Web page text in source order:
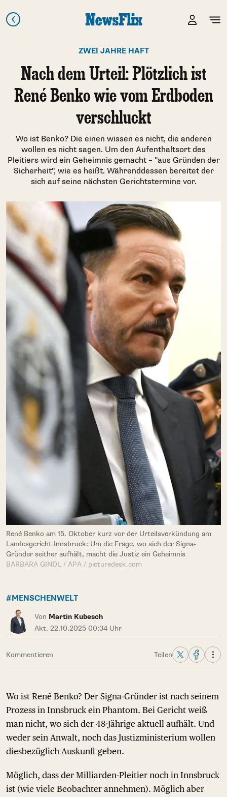
ZWEI JAHRE HAFT
Nach dem Urteil: Plötzlich ist
René Benko wie vom Erdboden
verschluckt
Wo ist Benko? Die einen wissen es nicht, die anderen
wollen es nicht sagen. Um den Aufenthaltsort des
Pleitiers wird ein Geheimnis gemacht – "aus Gründen der
Sicherheit", wie es heißt. Währenddessen bereitet der
sich auf seine nächsten Gerichtstermine vor.
René Benko am 15. Oktober kurz vor der Urteilsverkündung am
Landesgericht Innsbruck: Um die Frage, wo sich der Signa-
Gründer seither aufhält, macht die Justiz ein Geheimnis
BARBARA GINDL / APA / picturedesk.com
#MENSCHENWELT
Von Martin Kubesch
Akt. 22.10.2025 00:34 Uhr
Kommentieren Teilen
Wo ist René Benko? Der Signa-Gründer ist nach seinem
Prozess in Innsbruck ein Phantom. Bei Gericht weiß
man nicht, wo sich der 48-Jährige aktuell aufhält. Und
weder sein Anwalt, noch das Justizministerium wollen
diesbezüglich Auskunft geben.
Möglich, dass der Milliarden-Pleitier noch in Innsbruck
ist (wie viele Beobachter annehmen). Möglich aber